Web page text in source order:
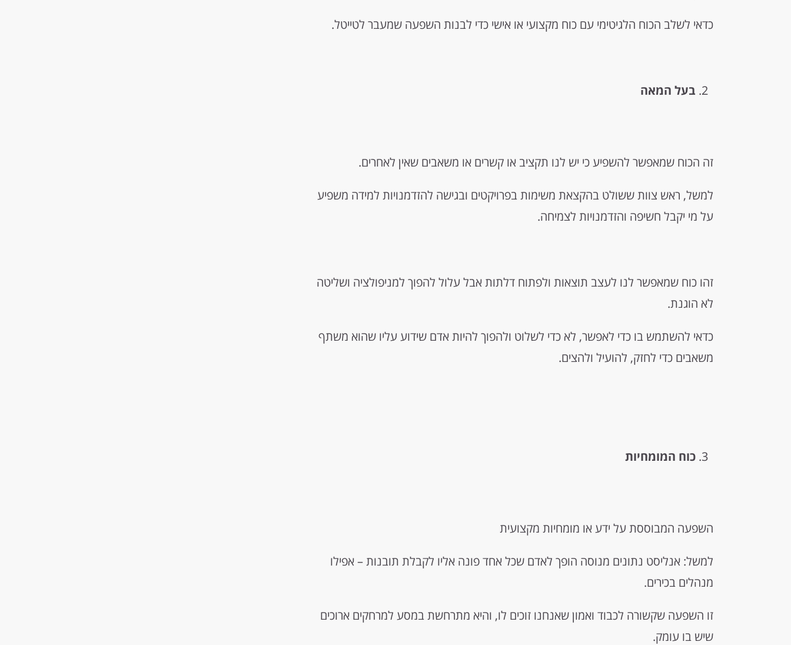
כדאי לשלב הכוח הלגיטימי עם כוח מקצועי או אישי כדי לבנות השפעה שמעבר לטייטל.
בעל המאה
זה הכוח שמאפשר להשפיע כי יש לנו תקציב או קשרים או משאבים שאין לאחרים.
למשל, ראש צוות ששולט בהקצאת משימות בפרויקטים ובגישה להזדמנויות למידה משפיע
על מי יקבל חשיפה והזדמנויות לצמיחה.
זהו כוח שמאפשר לנו לעצב תוצאות ולפתוח דלתות אבל עלול להפוך למניפולציה ושליטה
לא הוגנת.
כדאי להשתמש בו כדי לאפשר, לא כדי לשלוט ולהפוך להיות אדם שידוע עליו שהוא משתף
משאבים כדי לחזק, להועיל ולהצים.
כוח המומחיות
השפעה המבוססת על ידע או מומחיות מקצועית
למשל: אנליסט נתונים מנוסה הופך לאדם שכל אחד פונה אליו לקבלת תובנות – אפילו
מנהלים בכירים.
זו השפעה שקשורה לכבוד ואמון שאנחנו זוכים לו, והיא מתרחשת במסע למרחקים ארוכים
שיש בו עומק.